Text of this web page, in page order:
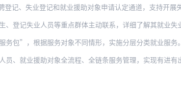
登记和就业援助对象申请认定通道，支持开展失业登记、就业援助信
人员等重点群体主动联系，详细了解其就业失业相关信息，做到基本情
服务对象不同情形，实施分层分类就业服务。聚焦高校毕业生等青年
助对象全流程、全链条服务管理，实现有进有出、动态管理。加密对失